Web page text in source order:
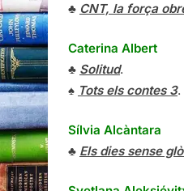
♣ CNT, la força
Caterina Albert
♣ Solitud.
♠ Tots els contes 3.
Sílvia Alcàntara
♣ Els dies sense